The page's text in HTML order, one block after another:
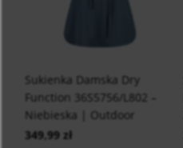
Sukienka Damska Dry
Function 36S5756/L802 –
Niebieska | Outdoor
349,99 zł